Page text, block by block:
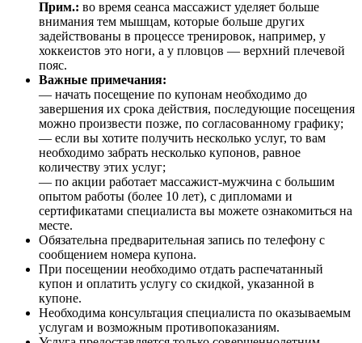
Прим.: во время сеанса массажист уделяет больше
внимания тем мышцам, которые больше других
задействованы в процессе тренировок, например, у
хоккеистов это ноги, а у пловцов — верхний плечевой
пояс.
Важные примечания:
— начать посещение по купонам необходимо до
завершения их срока действия, последующие посещения
можно произвести позже, по согласованному графику;
— если вы хотите получить несколько услуг, то вам
необходимо забрать несколько купонов, равное
количеству этих услуг;
— по акции работает массажист-мужчина с большим
опытом работы (более 10 лет), с дипломами и
сертификатами специалиста вы можете ознакомиться на
месте.
Обязательна предварительная запись по телефону с
сообщением номера купона.
При посещении необходимо отдать распечатанный
купон и оплатить услугу со скидкой, указанной в
купоне.
Необходима консультация специалиста по оказываемым
услугам и возможным противопоказаниям.